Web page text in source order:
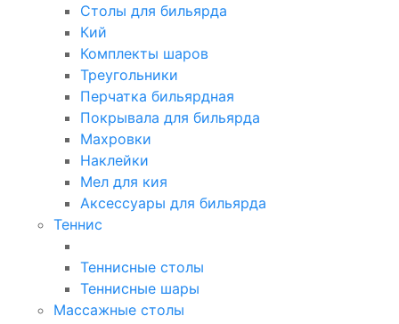
Столы для бильярда
Кий
Комплекты шаров
Треугольники
Перчатка бильярдная
Покрывала для бильярда
Махровки
Наклейки
Мел для кия
Аксессуары для бильярда
Теннис
Теннисные столы
Теннисные шары
Массажные столы